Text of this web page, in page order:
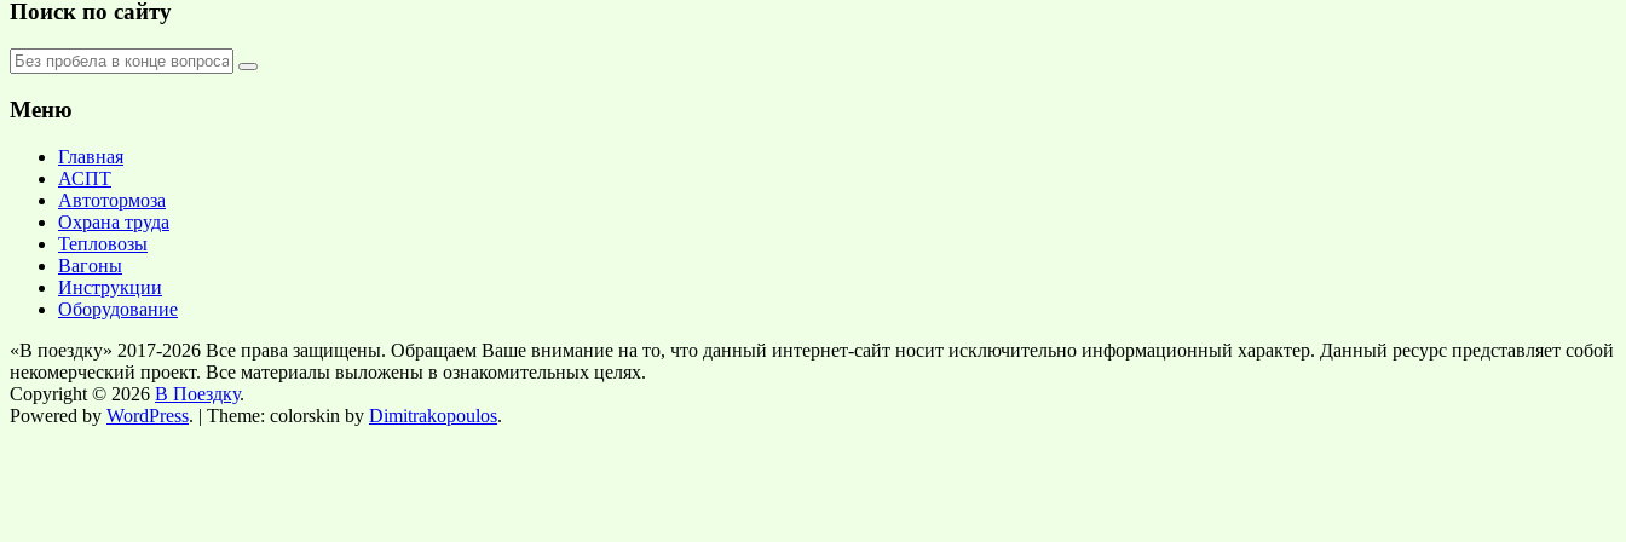
Поиск по сайту
Меню
Главная
АСПТ
Автотормоза
Охрана труда
Тепловозы
Вагоны
Инструкции
Оборудование
«В поездку» 2017-2026 Все права защищены. Обращаем Ваше внимание на то, что данный интернет-сайт носит исключительно информационный характер. Данный ресурс представляет собой
некомерческий проект. Все материалы выложены в ознакомительных целях.
Copyright © 2026 В Поездку.
Powered by WordPress. | Theme: colorskin by Dimitrakopoulos.